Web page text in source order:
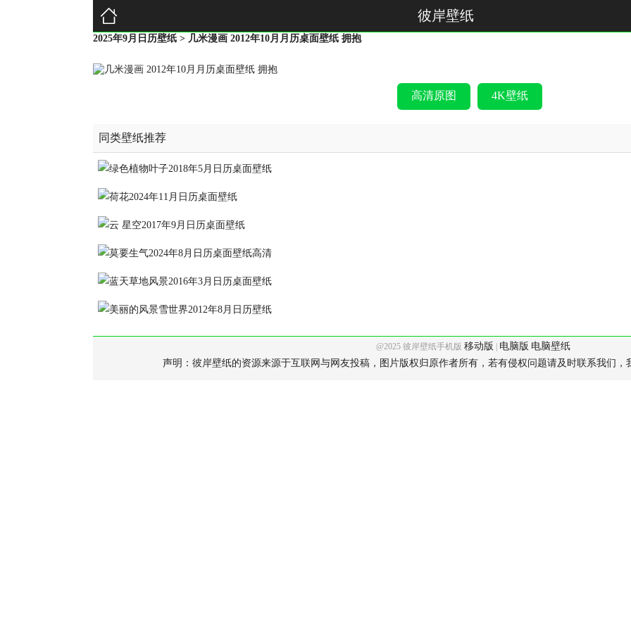
彼岸壁纸
2025年9月日历壁纸 > 几米漫画 2012年10月月历桌面壁纸 拥抱
高清原图 4K壁纸
同类壁纸推荐
@2025 彼岸壁纸手机版 移动版 电脑版 电脑壁纸
声明：彼岸壁纸的资源来源于互联网与网友投稿，图片版权归原作者所有，若有侵权问题请及时联系我们